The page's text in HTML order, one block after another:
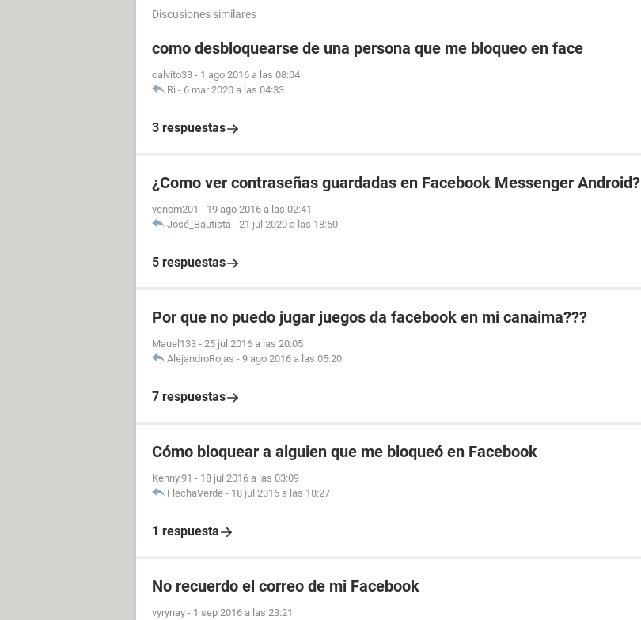
Discusiones similares
como desbloquearse de una persona que me bloqueo en face
calvito33 - 1 ago 2016 a las 08:04
Ri - 6 mar 2020 a las 04:33
3 respuestas
¿Como ver contraseñas guardadas en Facebook Messenger Android?
venom201 - 19 ago 2016 a las 02:41
José_Bautista - 21 jul 2020 a las 18:50
5 respuestas
Por que no puedo jugar juegos da facebook en mi canaima???
Mauel133 - 25 jul 2016 a las 20:05
AlejandroRojas - 9 ago 2016 a las 05:20
7 respuestas
Cómo bloquear a alguien que me bloqueó en Facebook
Kenny.91 - 18 jul 2016 a las 03:09
FlechaVerde - 18 jul 2016 a las 18:27
1 respuesta
No recuerdo el correo de mi Facebook
vyrynay - 1 sep 2016 a las 23:21